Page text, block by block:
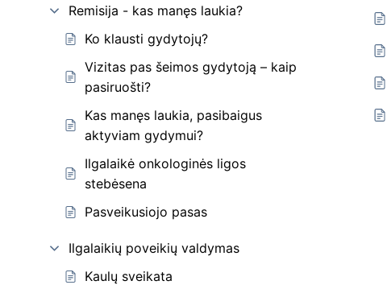
Remisija - kas manęs laukia?
Ko klausti gydytojų?
Vizitas pas šeimos gydytoją – kaip
pasiruošti?
Kas manęs laukia, pasibaigus
aktyviam gydymui?
Ilgalaikė onkologinės ligos
stebėsena
Pasveikusiojo pasas
Ilgalaikių poveikių valdymas
Kaulų sveikata